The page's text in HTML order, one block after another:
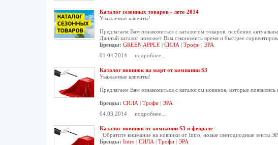
Каталог сезонных товаров - лето 2014
Уважаемые клиенты!
Предлагаем Вам ознакомиться с каталогом товаров, особенно
Данный каталог поможет Вам сэкономить время и быстрее
Бренды: GREEN APPLE| СИЛА | Трофи| ЭРА
01.04.2014
подробнее...
Каталог новинок на март от компании S3
Уважаемые клиенты!
Предлагаем Вам ознакомиться с каталогом новинок, которые появились
Бренды: СИЛА | Трофи| ЭРА
04.03.2014
подробнее...
Каталог новинок от компании S3 в феврале
Обратите внимание на новинки от Intro, новые светодиодные ленты
Бренды: Intro | СИЛА | Трофи| ЭРА